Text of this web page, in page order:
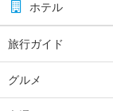
ホテル
旅行ガイド
グルメ